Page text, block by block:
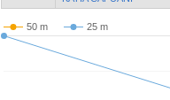
50 m 25 m